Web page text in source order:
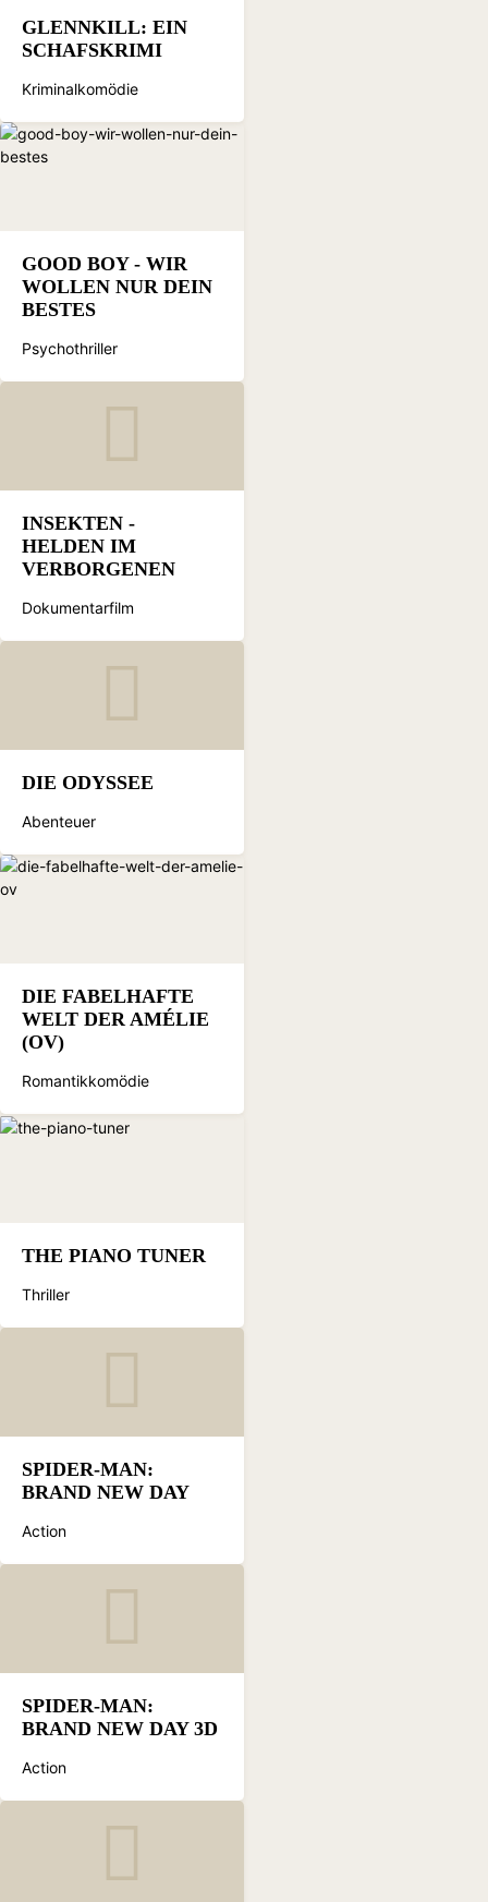
GLENNKILL: EIN
SCHAFSKRIMI
Kriminalkomödie
GOOD BOY - WIR
WOLLEN NUR DEIN
BESTES
Psychothriller
INSEKTEN -
HELDEN IM
VERBORGENEN
Dokumentarfilm
DIE ODYSSEE
Abenteuer
DIE FABELHAFTE
WELT DER AMÉLIE
(OV)
Romantikkomödie
THE PIANO TUNER
Thriller
SPIDER-MAN:
BRAND NEW DAY
Action
SPIDER-MAN:
BRAND NEW DAY 3D
Action